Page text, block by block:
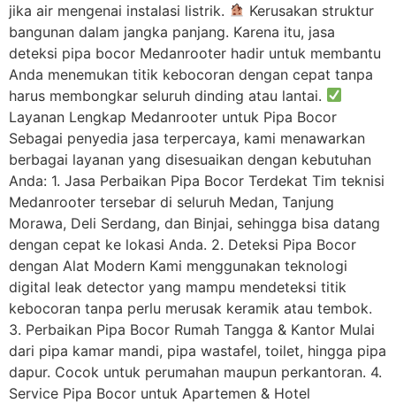
jika air mengenai instalasi listrik.
Kerusakan struktur
bangunan dalam jangka panjang. Karena itu, jasa
deteksi pipa bocor Medanrooter hadir untuk membantu
Anda menemukan titik kebocoran dengan cepat tanpa
harus membongkar seluruh dinding atau lantai.
Layanan Lengkap Medanrooter untuk Pipa Bocor
Sebagai penyedia jasa terpercaya, kami menawarkan
berbagai layanan yang disesuaikan dengan kebutuhan
Anda: 1. Jasa Perbaikan Pipa Bocor Terdekat Tim teknisi
Medanrooter tersebar di seluruh Medan, Tanjung
Morawa, Deli Serdang, dan Binjai, sehingga bisa datang
dengan cepat ke lokasi Anda. 2. Deteksi Pipa Bocor
dengan Alat Modern Kami menggunakan teknologi
digital leak detector yang mampu mendeteksi titik
kebocoran tanpa perlu merusak keramik atau tembok.
3. Perbaikan Pipa Bocor Rumah Tangga & Kantor Mulai
dari pipa kamar mandi, pipa wastafel, toilet, hingga pipa
dapur. Cocok untuk perumahan maupun perkantoran. 4.
Service Pipa Bocor untuk Apartemen & Hotel